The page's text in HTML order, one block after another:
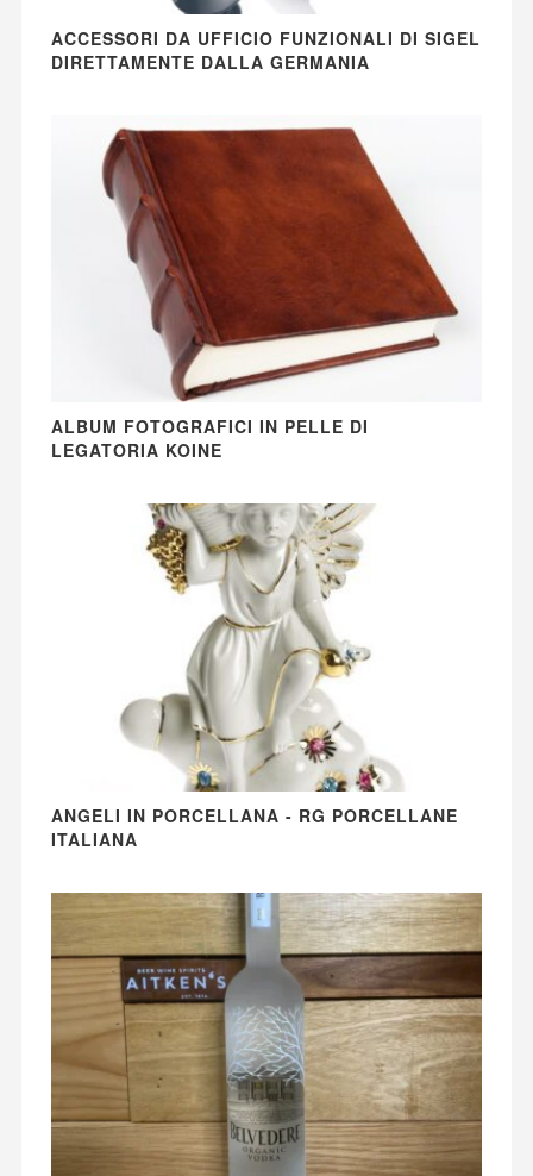
ACCESSORI DA UFFICIO FUNZIONALI DI SIGEL
DIRETTAMENTE DALLA GERMANIA
ALBUM FOTOGRAFICI IN PELLE DI
LEGATORIA KOINE
ANGELI IN PORCELLANA - RG PORCELLANE
ITALIANA